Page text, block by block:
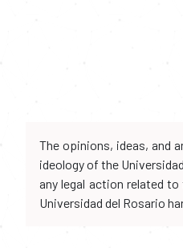
The opinions, ideas, and
ideology of the
any legal action related
Universidad del Rosario